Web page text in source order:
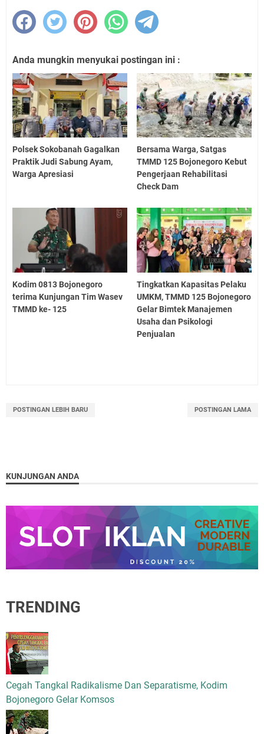
Anda mungkin menyukai postingan ini :
Polsek Sokobanah Gagalkan
Praktik Judi Sabung Ayam,
Warga Apresiasi
Bersama Warga, Satgas
TMMD 125 Bojonegoro Kebut
Pengerjaan Rehabilitasi
Check Dam
Kodim 0813 Bojonegoro
terima Kunjungan Tim Wasev
TMMD ke- 125
Tingkatkan Kapasitas Pelaku
UMKM, TMMD 125 Bojonegoro
Gelar Bimtek Manajemen
Usaha dan Psikologi
Penjualan
POSTINGAN LEBIH BARU POSTINGAN LAMA
KUNJUNGAN ANDA
TRENDING
Cegah Tangkal Radikalisme Dan Separatisme, Kodim
Bojonegoro Gelar Komsos